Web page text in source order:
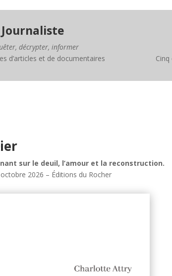
Journaliste
décrypter, informer
d’articles et de documentaires
Cinq
sur le deuil, l’amour et la reconstruction.
2026 – Éditions du Rocher